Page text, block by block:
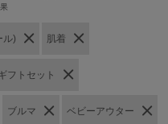
ル) 肌着
フトセット
ブルマ ベビーアウター